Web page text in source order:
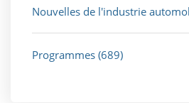
Nouvelles de l'industrie
Programmes (689)